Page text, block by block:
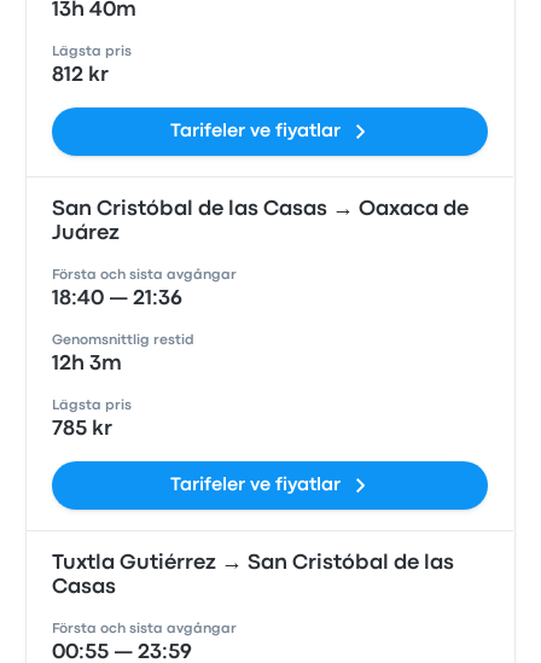
13h 40m
Lägsta pris
812 kr
Tarifeler ve fiyatlar
San Cristóbal de las Casas → Oaxaca de
Juárez
Första och sista avgångar
18:40 — 21:36
Genomsnittlig restid
12h 3m
Lägsta pris
785 kr
Tarifeler ve fiyatlar
Tuxtla Gutiérrez → San Cristóbal de las
Casas
Första och sista avgångar
00:55 — 23:59